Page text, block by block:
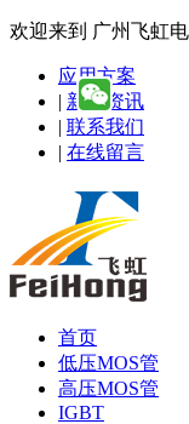
欢迎来到 广州飞虹
应用方案
| 新闻资讯
| 联系我们
| 在线留言
首页
低压MOS管
高压MOS管
IGBT